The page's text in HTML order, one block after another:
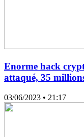
Enorme hack
attaqué, 35
03/06/2023 • 21:17